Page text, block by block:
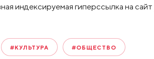
индексируемая гиперссылка на сайт
#КУЛЬТУРА #ОБЩЕСТВО